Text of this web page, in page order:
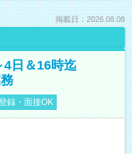
掲載日：2026.08.08
4日＆16時迄
録・面接OK